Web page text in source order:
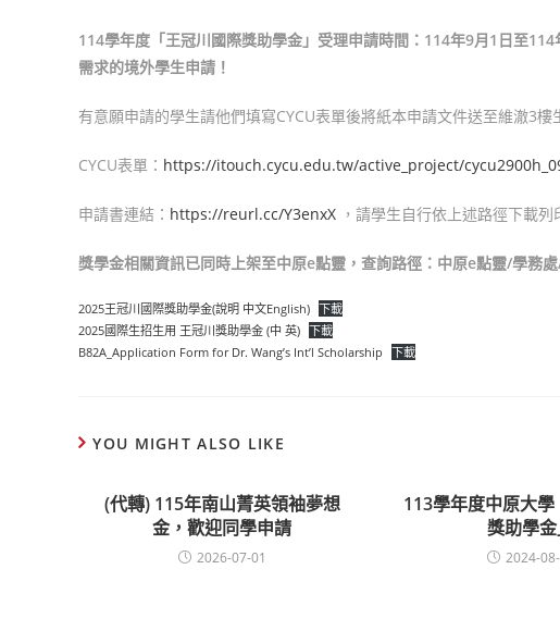
114學年度「王冠川國際獎助學金」受理申請時間：114年9月1日至
需求的境外學生申請！
有意願申請的學生請他們填寫CYCU表單後將紙本申請文件送至維澈3樓
CYCU表單： https://itouch.cycu.edu.tw/active_project/
申請書連結： https://reurl.cc/Y3enxX ，請學生自行依上述路徑下載列
獎學金相關資訊已同時上架至中原e點靈，查詢路徑：中原e點靈/學務
2025王冠川國際獎助學金(說明 中文English) 下載
2025國際生招生用 王冠川獎助學金 (中 英) 下載
B82A_Application Form for Dr. Wang’s Int’l Scholarship
下載
YOU MIGHT ALSO LIKE
(代轉) 115年南山菁英領袖夢想
金，歡迎同學申請
2026-07-01
113學年度中原大
獎助學金
2024-